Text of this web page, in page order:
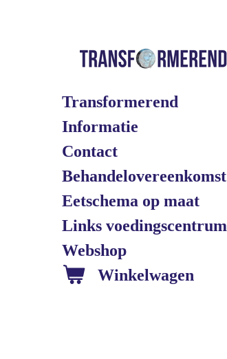
Transformerend
Informatie
Contact
Behandelovereenkomst
Eetschema op maat
Links voedingscentrum
Webshop
Winkelwagen